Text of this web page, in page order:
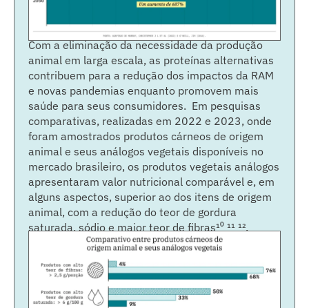
Com a eliminação da necessidade da produção
animal em larga escala, as proteínas alternativas
contribuem para a redução dos impactos da RAM
e novas pandemias enquanto promovem mais
saúde para seus consumidores. Em pesquisas
comparativas, realizadas em 2022 e 2023, onde
foram amostrados produtos cárneos de origem
animal e seus análogos vegetais disponíveis no
mercado brasileiro, os produtos vegetais análogos
apresentaram valor nutricional comparável e, em
alguns aspectos, superior ao dos itens de origem
animal, com a redução do teor de gordura
saturada, sódio e maior teor de fibras¹⁰ ¹¹ ¹².